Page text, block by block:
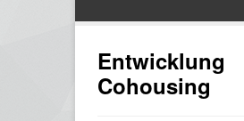
Entwicklung
Cohousing